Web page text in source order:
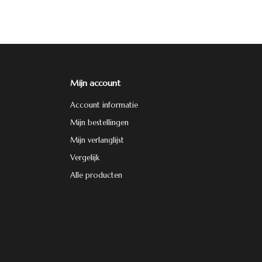
Mijn account
Account informatie
Mijn bestellingen
Mijn verlanglijst
Vergelijk
Alle producten